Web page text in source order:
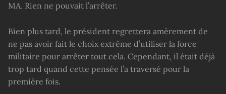
MA. Rien ne pouvait l’arrêter.
Bien plus tard, le président regrettera amèrement de
ne pas avoir fait le choix extrême d’utiliser la force
militaire pour arrêter tout cela. Cependant, il était déjà
trop tard quand cette pensée l’a traversé pour la
première fois.